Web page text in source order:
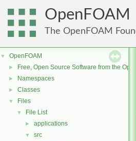
OpenFOAM
The OpenFOAM
▼ OpenFOAM
► Free, Open Source Software from the
► Namespaces
► Classes
▼ Files
▼ File List
► applications
▼ src